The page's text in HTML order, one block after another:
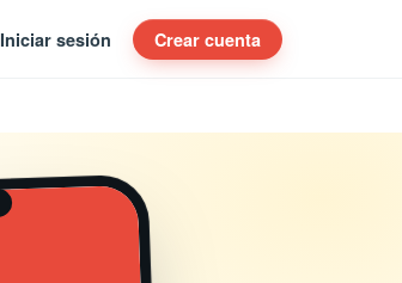
Iniciar sesión Crear cuenta